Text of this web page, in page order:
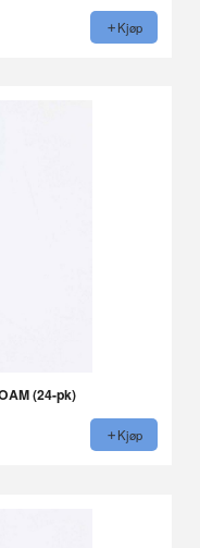
Kjøp
(24-pk)
Kjøp